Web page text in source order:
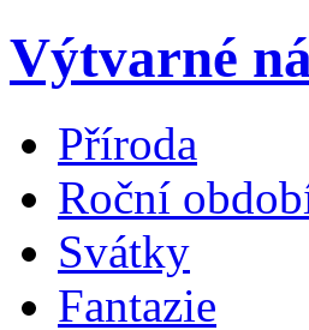
Výtvarné
Příroda
Roční
Svátky
Fantazie